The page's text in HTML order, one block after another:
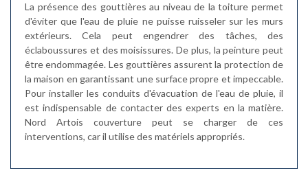
La présence des gouttières au niveau de la toiture permet
d'éviter que l'eau de pluie ne puisse ruisseler sur les murs
extérieurs. Cela peut engendrer des tâches, des
éclaboussures et des moisissures. De plus, la peinture peut
être endommagée. Les gouttières assurent la protection de
la maison en garantissant une surface propre et impeccable.
Pour installer les conduits d'évacuation de l'eau de pluie, il
est indispensable de contacter des experts en la matière.
Nord Artois couverture peut se charger de ces
interventions, car il utilise des matériels appropriés.